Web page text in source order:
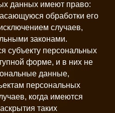
данных имеют право:
обработки его
случаев,
законами.
субъекту персональных
форме, и в них не
данные,
персональных
когда имеются
таких